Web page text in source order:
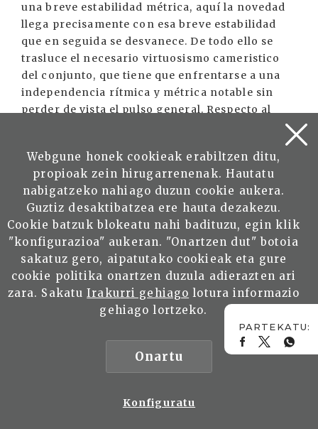
una breve estabilidad métrica, aquí la novedad
llega precisamente con esa breve estabilidad
que en seguida se desvanece. De todo ello se
trasluce el necesario virtuosismo cameristico
del conjunto, que tiene que enfrentarse a una
independencia rítmica y métrica notable sin
perder de vista el pulso general. Respecto al
color del sonido, destacar en este movimiento el
tratamiento del piccolo en su registro grave que
aporta una timbrica no muy frecuente, y las
mínimas diferencias en diseños que
aparentemente son iguales; en general
establezco similitudes entre las líneas
melódicas y los trazos pictóricos sueltos.
Debo decir no sólo respecto de esta obra sino
también de otras, que establezco muchas
conexiones entre la representación musical de
las ideas con su equivalencia en lo pictórico, en
la imagen, en el volumen del sonido, en los
claroscuros y en el flujo o la estanqueidad del
Trío Viajes de Otoño. Para clarinete, violoncello
Webgune honek cookieak erabiltzen ditu,
propioak zein hirugarrenenak. Hautatu
nabigatzeko nahiago duzun cookie aukera.
Guztiz desaktibatzea ere hauta dezakezu.
Cookie batzuk blokeatu nahi badituzu, egin klik
"konfigurazioa" aukeran. "Onartzen dut" botoia
sakatuz gero, aipatutako cookieak eta gure
cookie politika onartzen duzula adierazten ari
zara. SakatuIrakurri gehiago lotura informazio
gehiago lortzeko.
Onartu
Konfiguratu